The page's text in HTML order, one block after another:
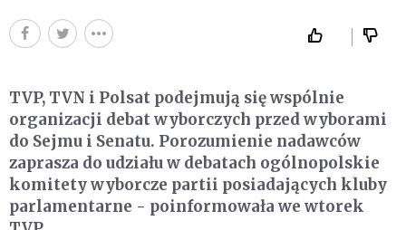
TVP, TVN i Polsat podejmują się wspólnie
organizacji debat wyborczych przed wyborami
do Sejmu i Senatu. Porozumienie nadawców
zaprasza do udziału w debatach ogólnopolskie
komitety wyborcze partii posiadających kluby
parlamentarne - poinformowała we wtorek